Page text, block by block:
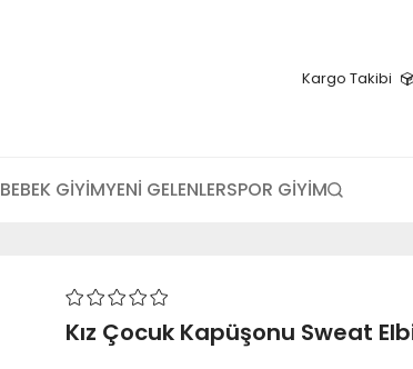
Kargo Takibi
BEBEK GİYİMYENİ GELENLERSPOR GİYİM
Kız Çocuk Kapüşonu Sweat